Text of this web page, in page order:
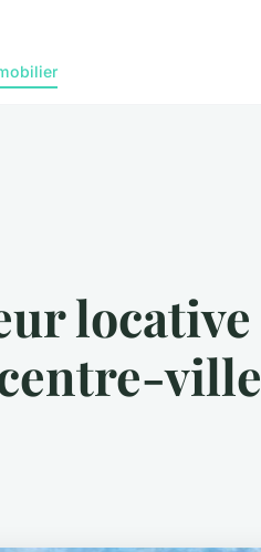
locative
ville